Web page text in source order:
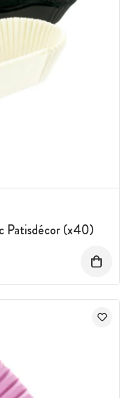
Patisdécor (x40)